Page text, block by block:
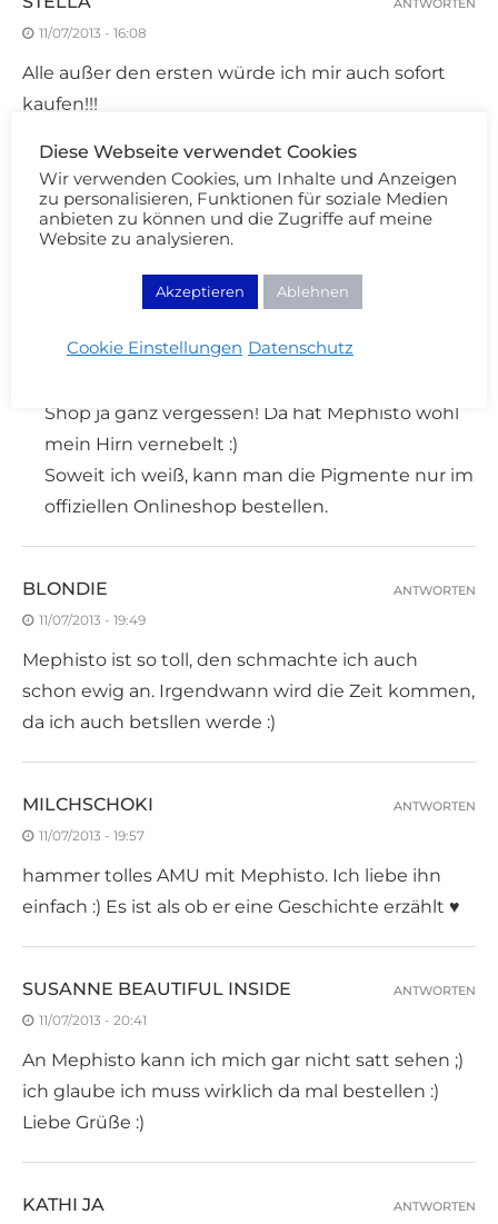
11/07/2013 - 16:08
Alle außer den ersten würde ich mir auch sofort
kaufen!!!
Geht das nur auf deren Online Shop oder auch
irgendwo anders? :)
ANTWORTEN
CREAM BLUB
12/07/2013 - 08:18
Shop ja ganz vergessen! Da hat Mephisto wohl
mein Hirn vernebelt :)
Soweit ich weiß, kann man die Pigmente nur im
offiziellen Onlineshop bestellen.
BLONDIE
11/07/2013 - 19:49
Mephisto ist so toll, den schmachte ich auch
schon ewig an. Irgendwann wird die Zeit kommen,
da ich auch betsllen werde :)
ANTWORTEN
MILCHSCHOKI
11/07/2013 - 19:57
hammer tolles AMU mit Mephisto. Ich liebe ihn
einfach :) Es ist als ob er eine Geschichte erzählt ♥
ANTWORTEN
SUSANNE BEAUTIFUL INSIDE
11/07/2013 - 20:41
An Mephisto kann ich mich gar nicht satt sehen ;)
ich glaube ich muss wirklich da mal bestellen :)
Liebe Grüße :)
ANTWORTEN
KATHI JA ANTWORTEN
Diese Webseite verwendet Cookies
Wir verwenden Cookies, um Inhalte und Anzeigen
zu personalisieren, Funktionen für soziale Medien
anbieten zu können und die Zugriffe auf meine
Website zu analysieren.
Akzeptieren Ablehnen
Cookie Einstellungen Datenschutz